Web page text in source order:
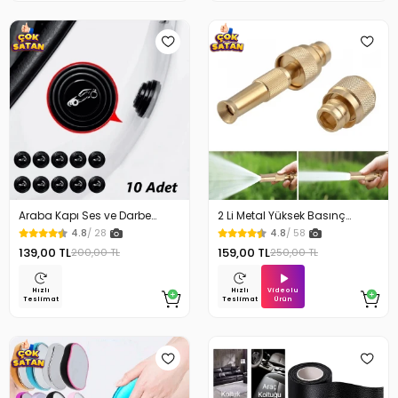
Araba Kapı Ses ve Darbe
Emici Pad 10 Adet
4.8/ 28
139,00 TL200,00 TL
Hızlı
Teslimat
2 Li Metal Yüksek Basınç
Yağmurlamalı Hortum Ucu
4.8/ 58
159,00 TL250,00 TL
Hızlı
Teslimat
Videolu
Ürün